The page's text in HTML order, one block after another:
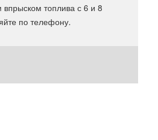
топлива с 6 и 8
по телефону.